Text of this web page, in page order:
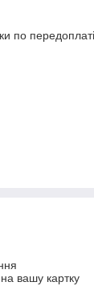
по передоплаті.
вашу картку